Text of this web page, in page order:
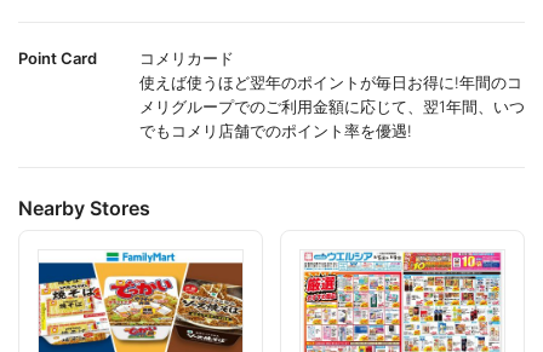
Point Card
コメリカード
使えば使うほど翌年のポイントが毎日お得に!年間のコ
メリグループでのご利用金額に応じて、翌1年間、いつ
でもコメリ店舗でのポイント率を優遇!
Nearby Stores